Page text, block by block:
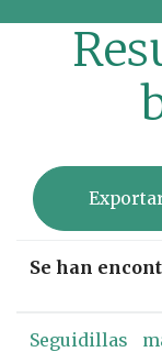
Se han
Seguidillas